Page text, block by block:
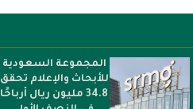
المجموعة السعودية
للأبحاث والإعلام تحقق
34.8 مليون ريال أرباحًا